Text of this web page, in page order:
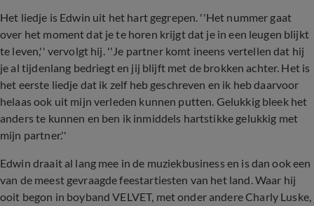
Het liedje is Edwin uit het hart gegrepen. ''Het nummer gaat
over het moment dat je te horen krijgt dat je in een leugen blijkt
te leven,'' vervolgt hij. ''Je partner komt ineens vertellen dat hij
je al tijdenlang bedriegt en jij blijft met de brokken achter. Het is
het eerste liedje dat ik zelf heb geschreven en ik heb daarvoor
helaas ook uit mijn verleden kunnen putten. Gelukkig bleek het
anders te kunnen en ben ik inmiddels hartstikke gelukkig met
mijn partner.''
Edwin draait al lang mee in de muziekbusiness en is dan ook een
van de meest gevraagde feestartiesten van het land. Waar hij
ooit begon in boyband VELVET, met onder andere Charly Luske,